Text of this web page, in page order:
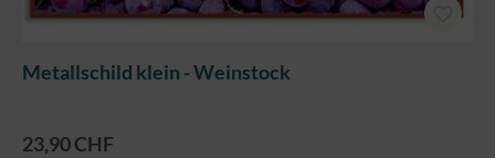
Metallschild klein - Weinstock
23,90 CHF